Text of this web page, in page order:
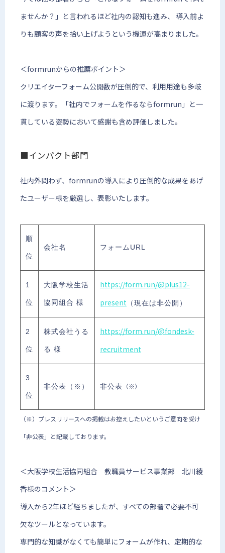
ませんか？」と言われるほど社内の認知も進み、 導入前よ
りも顧客の声を拾い上げようという機運が高まりました。
＜formrunからの推薦ポイント＞
クリエイターフォーム公開数が圧倒的で、利用用途も多岐
に渡ります。「社内でフォームを作るならformrun」と一
貫している姿勢において感謝も含め評価しました。
■インパクト部門
社内外問わず、formrunの導入により圧倒的な成果をあげ
たユーザー様を厳選し、表彰いたします。
順
位
会社名 フォームURL
1
位
大阪学校生活
協同組合 様
https://form.run/@plus12-
present （現在は非公開）
2
位
株式会社うる
る 様
https://form.run/@fondesk-
recruitment
3
位
非公表（※） 非公表 （※）
（※）プレスリリースへの掲載はお控えしたいというご意向を受け
「非公表」と記載しております。
＜大阪学校生活協同組合 教職員サービス事業部 北川綾
香様のコメント＞
導入から2年ほど経ちましたが、すべての部署で必要不可
欠なツールとなっています。
専門的な知識がなくても簡単にフォームが作れ、定期的な